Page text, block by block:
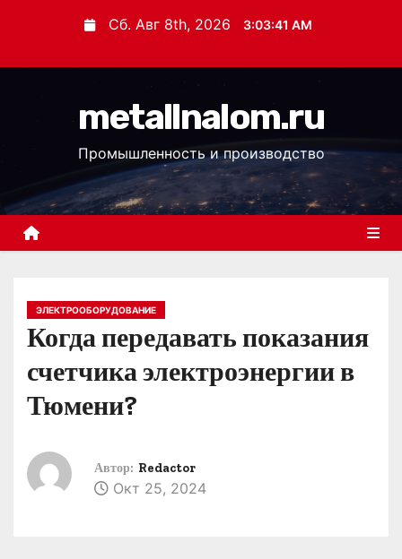
с
Сб. Авг 8th, 2026 3:03:42 AM
metallnalom.ru
Промышленность и производство
ЭЛЕКТРООБОРУДОВАНИЕ
Когда передавать показания
счетчика электроэнергии в
Тюмени?
Автор: Redactor
Окт 25, 2024